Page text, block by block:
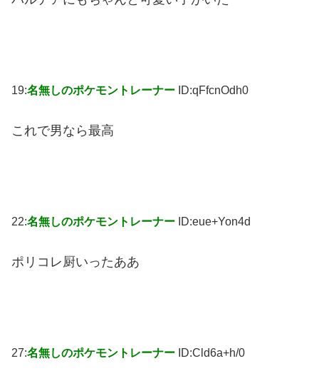
19:名無しのポケモントレーナー ID:qFfcnOdh0
これで男なら最高
22:名無しのポケモントレーナー ID:eue+Yon4d
ポリコレ厨いったああ
27:名無しのポケモントレーナー ID:Cld6a+h/0